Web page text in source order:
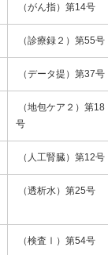
（がん指）第14号
（診療録２）第55号
（データ提）第37号
（地包ケア２）第18
（人工腎臓）第12号
（透析水）第25号
（検査Ⅰ）第54号